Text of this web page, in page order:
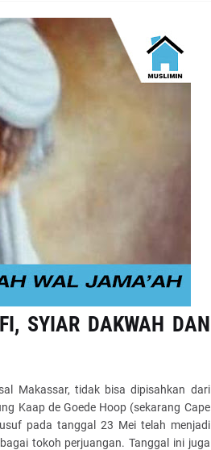
SYIAR DAKWAH DAN
Makassar, tidak bisa dipisahkan dari
Kaap de Goede Hoop (sekarang Cape
pada tanggal 23 Mei telah menjadi
tokoh perjuangan. Tanggal ini juga